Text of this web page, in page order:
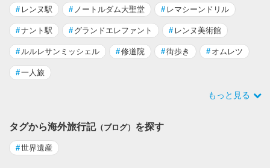
# レンヌ駅 # ノートルダム大聖堂 # レマシーンドリル
#ナント駅 # グランドエレファント # レンヌ美術館
# ルルレサンミッシェル #修道院 #街歩き # オムレツ
#一人旅
もっと見る
タグから海外旅行記（ブログ） を探す
#世界遺産